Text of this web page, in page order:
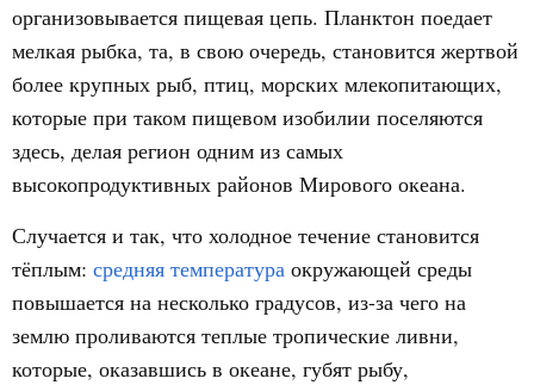
организовывается пищевая цепь. Планктон поедает
мелкая рыбка, та, в свою очередь, становится жертвой
более крупных рыб, птиц, морских млекопитающих,
которые при таком пищевом изобилии поселяются
здесь, делая регион одним из самых
высокопродуктивных районов Мирового океана.
Случается и так, что холодное течение становится
тёплым: средняя температура окружающей среды
повышается на несколько градусов, из-за чего на
землю проливаются теплые тропические ливни,
которые, оказавшись в океане, губят рыбу,